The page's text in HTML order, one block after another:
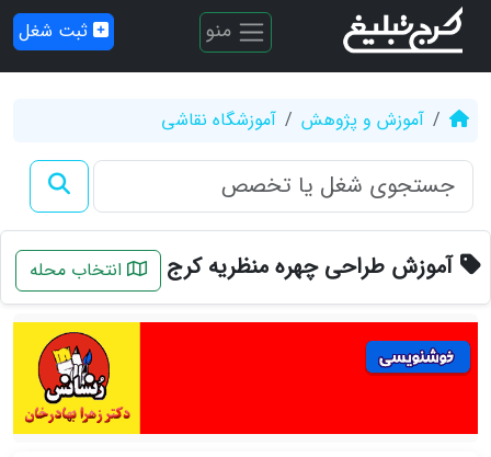
منو ثبت شغل
آموزش و پژوهش آموزشگاه نقاشی
آموزش طراحی چهره منظریه کرج انتخاب محله